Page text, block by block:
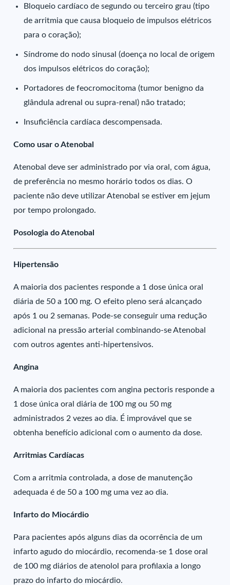
Bloqueio cardíaco de segundo ou terceiro grau (tipo
de arritmia que causa bloqueio de impulsos elétricos
para o coração);
Síndrome do nodo sinusal (doença no local de origem
dos impulsos elétricos do coração);
Portadores de feocromocitoma (tumor benigno da
glândula adrenal ou supra-renal) não tratado;
Insuficiência cardíaca descompensada.
Como usar o Atenobal
Atenobal deve ser administrado por via oral, com água,
de preferência no mesmo horário todos os dias. O
paciente não deve utilizar Atenobal se estiver em jejum
por tempo prolongado.
Posologia do Atenobal
Hipertensão
A maioria dos pacientes responde a 1 dose única oral
diária de 50 a 100 mg. O efeito pleno será alcançado
após 1 ou 2 semanas. Pode-se conseguir uma redução
adicional na pressão arterial combinando-se Atenobal
com outros agentes anti-hipertensivos.
Angina
A maioria dos pacientes com angina pectoris responde a
1 dose única oral diária de 100 mg ou 50 mg
administrados 2 vezes ao dia. É improvável que se
obtenha benefício adicional com o aumento da dose.
Arritmias Cardíacas
Com a arritmia controlada, a dose de manutenção
adequada é de 50 a 100 mg uma vez ao dia.
Infarto do Miocárdio
Para pacientes após alguns dias da ocorrência de um
infarto agudo do miocárdio, recomenda-se 1 dose oral
de 100 mg diários de atenolol para profilaxia a longo
prazo do infarto do miocárdio.